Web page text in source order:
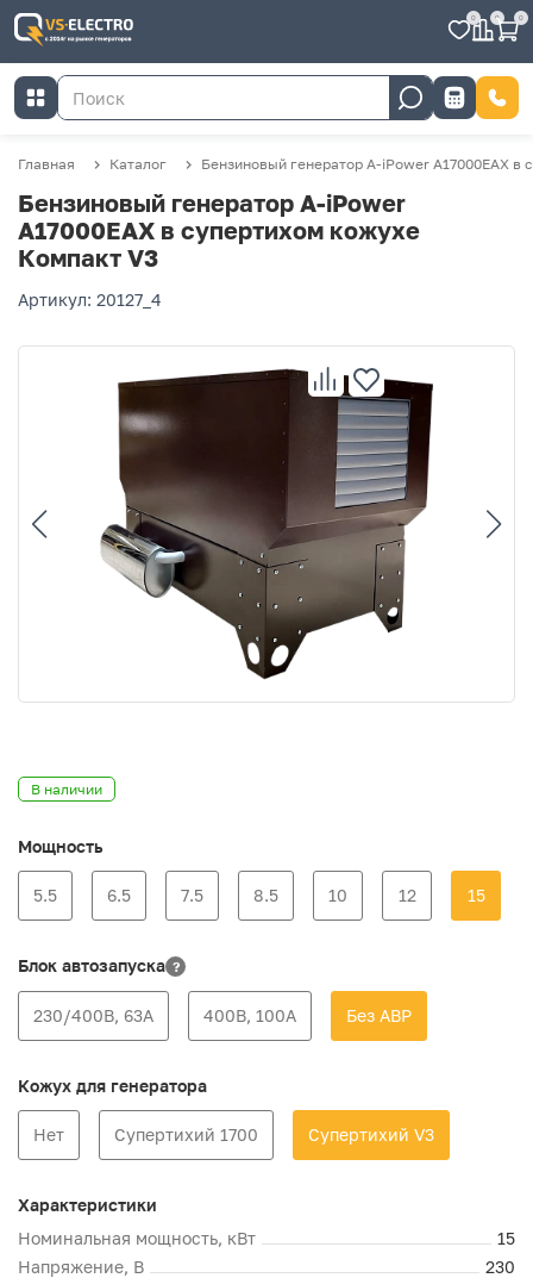
0 0 0
Главная Каталог Бензиновый генератор A-iPower A17000EAX
Бензиновый генератор A-iPower
A17000EAX в супертихом кожухе
Компакт V3
Артикул: 20127_4
В наличии
Мощность
5.5 6.5 7.5 8.5 10 12 15
Блок автозапуска ?
230/400В, 63А 400В, 100А Без АВР
Кожух для генератора
Нет Супертихий 1700 Супертихий V3
Характеристики
Номинальная мощность, кВт
15
Напряжение, В
230